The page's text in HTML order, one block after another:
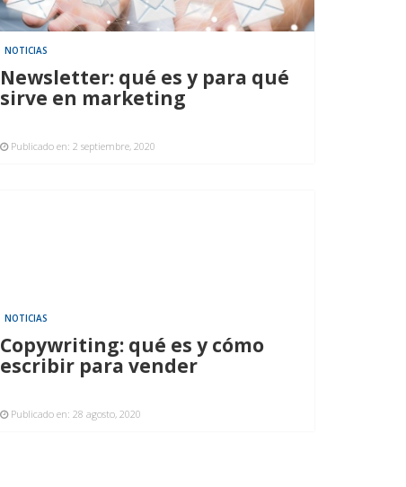
NOTICIAS
Newsletter: qué es y para qué
sirve en marketing
Publicado en: 2 septiembre, 2020
NOTICIAS
Copywriting: qué es y cómo
escribir para vender
Publicado en: 28 agosto, 2020